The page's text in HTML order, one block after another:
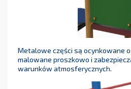
Metalowe części są ocynkowane
malowane proszkowo i
warunków atmosferycznych.